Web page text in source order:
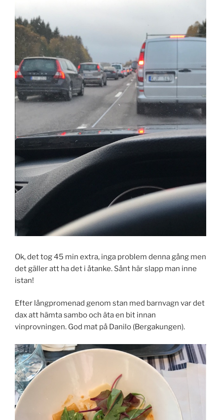
Ok, det tog 45 min extra, inga problem denna gång men
det gäller att ha det i åtanke. Sånt här slapp man inne
istan!
Efter långpromenad genom stan med barnvagn var det
dax att hämta sambo och äta en bit innan
vinprovningen. God mat på Danilo (Bergakungen).